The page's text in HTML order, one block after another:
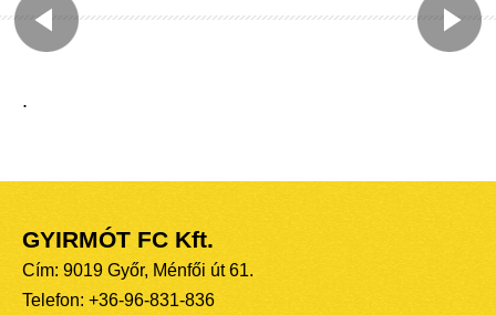
.
GYIRMÓT FC Kft.
Cím: 9019 Győr, Ménfői út 61.
Telefon: +36-96-831-836